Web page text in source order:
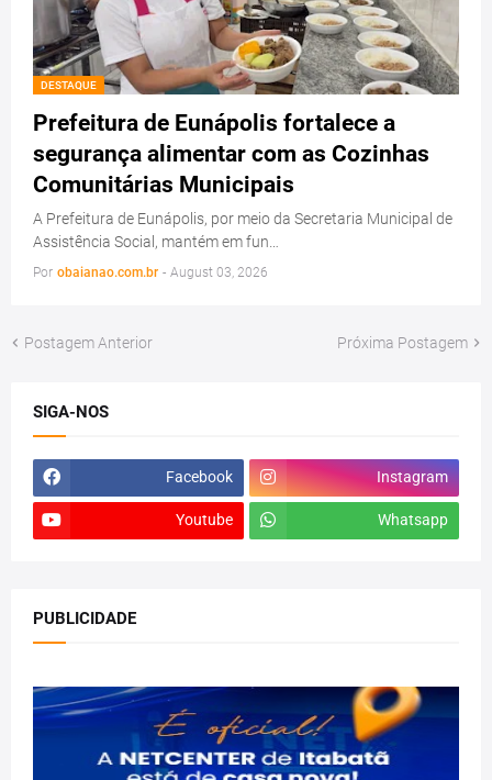
DESTAQUE
Prefeitura de Eunápolis fortalece a
segurança alimentar com as Cozinhas
Comunitárias Municipais
A Prefeitura de Eunápolis, por meio da Secretaria Municipal de
Assistência Social, mantém em fun…
Por obaianao.com.br - August 03, 2026
Postagem Anterior Próxima Postagem
SIGA-NOS
Facebook Instagram
Youtube Whatsapp
PUBLICIDADE